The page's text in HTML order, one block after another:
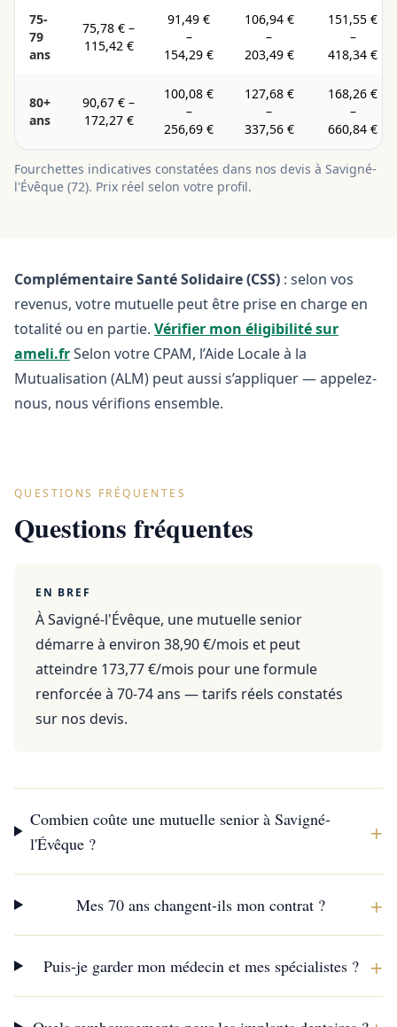
75-
79
ans
75,78 € –
115,42 €
91,49 €
–
154,29 €
106,94 €
–
203,49 €
151,55 €
–
418,34 €
80+
ans
90,67 € –
172,27 €
100,08 €
–
256,69 €
127,68 €
–
337,56 €
168,26 €
–
660,84 €
Fourchettes indicatives constatées dans nos devis à Savigné-
l'Évêque (72). Prix réel selon votre profil.
Complémentaire Santé Solidaire (CSS) : selon vos
revenus, votre mutuelle peut être prise en charge en
totalité ou en partie. Vérifier mon éligibilité sur
ameli.frSelon votre CPAM, l’Aide Locale à la
Mutualisation (ALM) peut aussi s’appliquer — appelez-
nous, nous vérifions ensemble.
QUESTIONS FRÉQUENTES
Questions fréquentes
EN BREF
À Savigné-l'Évêque, une mutuelle senior
démarre à environ 38,90 €/mois et peut
atteindre 173,77 €/mois pour une formule
renforcée à 70-74 ans — tarifs réels constatés
sur nos devis.
Combien coûte une mutuelle senior à Savigné-
l'Évêque ?
+
Mes 70 ans changent-ils mon contrat ? +
Puis-je garder mon médecin et mes spécialistes ? +